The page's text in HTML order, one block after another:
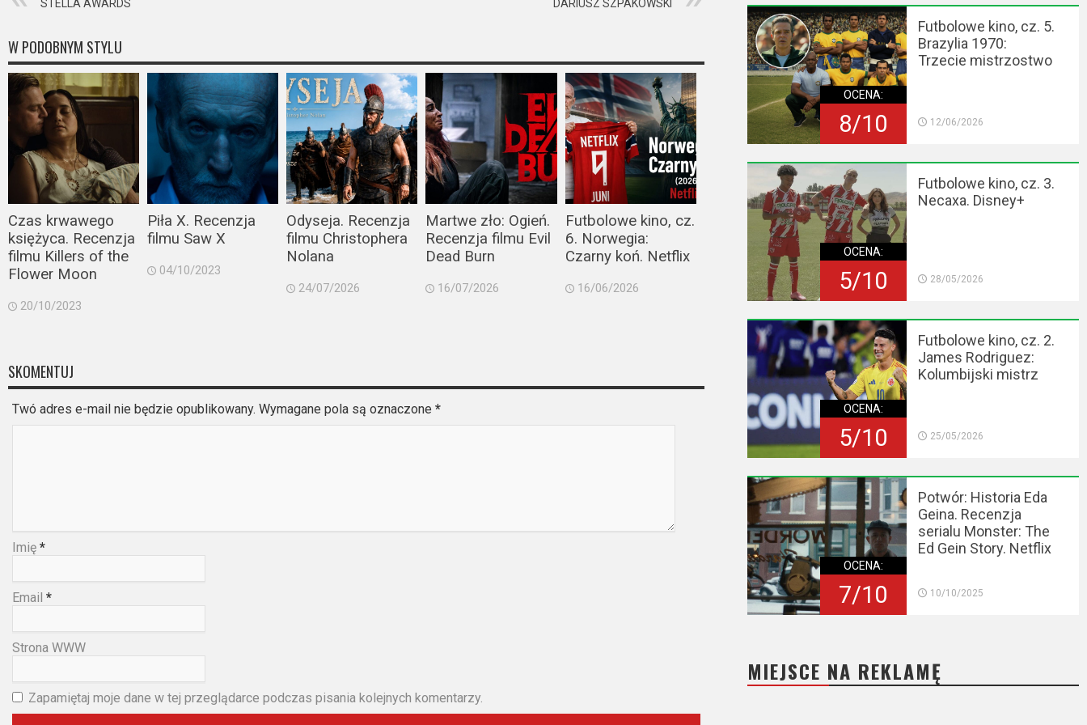
Apple
TV
+
Disney+
HBO
Max
Netflix
Sky
Showtime
2023
2022
2018
2016
2015
2014
STELLA AWARDS DARIUSZ SZPAKOWSKI
W PODOBNYM STYLU
Czas krwawego
księżyca. Recenzja
filmu Killers of the
Flower Moon
20/10/2023
Piła X. Recenzja
filmu Saw X
04/10/2023
Odyseja. Recenzja
filmu Christophera
Nolana
24/07/2026
Martwe zło: Ogień.
Recenzja filmu Evil
Dead Burn
16/07/2026
Futbolowe kino, cz.
6. Norwegia:
Czarny koń. Netflix
16/06/2026
SKOMENTUJ
Twó adres e-mail nie będzie opublikowany. Wymagane pola są oznaczone *
Imię *
Email *
Strona WWW
Zapamiętaj moje dane w tej przeglądarce podczas pisania kolejnych komentarzy.
OCENA:
8/10
Futbolowe kino, cz. 5.
Brazylia 1970:
Trzecie mistrzostwo
12/06/2026
OCENA:
5/10
Futbolowe kino, cz. 3.
Necaxa. Disney+
28/05/2026
OCENA:
5/10
Futbolowe kino, cz. 2.
James Rodriguez:
Kolumbijski mistrz
25/05/2026
OCENA:
7/10
Potwór: Historia Eda
Geina. Recenzja
serialu Monster: The
Ed Gein Story. Netflix
10/10/2025
MIEJSCE NA REKLAMĘ